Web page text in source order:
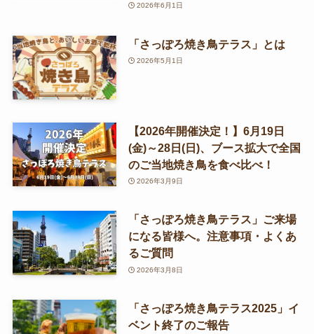
2026年6月1日
「さっぽろ焼き鳥テラス」とは
2026年5月1日
【2026年開催決定！】6月19日
(金)～28日(日)、ブース拡大で全国
のご当地焼き鳥を食べ比べ！
2026年3月9日
「さっぽろ焼き鳥テラス」ご来場
になる皆様へ。注意事項・よくあ
るご質問
2026年3月8日
「さっぽろ焼き鳥テラス2025」イ
ベント終了のご報告